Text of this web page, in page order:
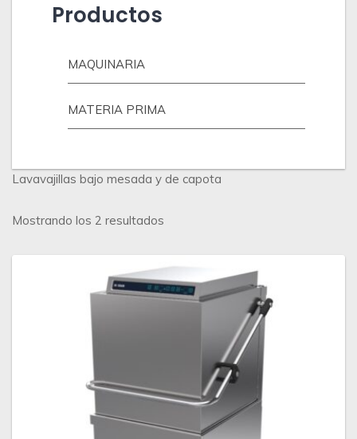
Productos
MAQUINARIA
MATERIA PRIMA
Lavavajillas bajo mesada y de capota
Mostrando los 2 resultados
últimos